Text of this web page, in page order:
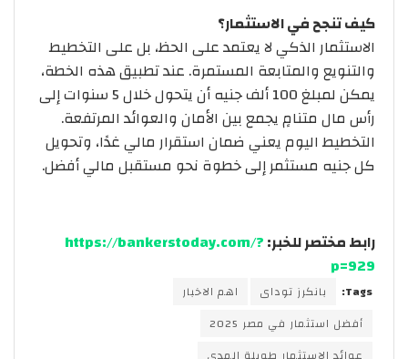
كيف تنجح في الاستثمار؟
الاستثمار الذكي لا يعتمد على الحظ، بل على التخطيط
والتنويع والمتابعة المستمرة. عند تطبيق هذه الخطة،
يمكن لمبلغ 100 ألف جنيه أن يتحول خلال 5 سنوات إلى
رأس مال متنامٍ يجمع بين الأمان والعوائد المرتفعة.
التخطيط اليوم يعني ضمان استقرار مالي غدًا، وتحويل
كل جنيه مستثمر إلى خطوة نحو مستقبل مالي أفضل.
رابط مختصر للخبر:https://bankerstoday.com/?
p=929
Tags: بانكرز توداى
اهم الاخبار
أفضل استثمار في مصر 2025